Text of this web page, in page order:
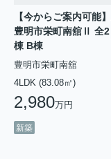
【今からご案内可能】
豊明市栄町南舘Ⅱ 全2
棟 B棟
豊明市栄町南舘
4LDK (83.08㎡)
2,980万円
新築